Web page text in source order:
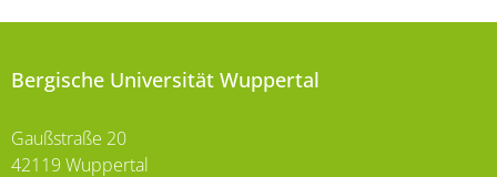
Bergische Universität Wuppertal
Gaußstraße 20
42119 Wuppertal